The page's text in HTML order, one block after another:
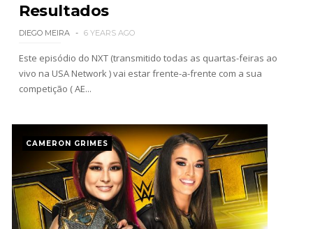
ESTAGNAÇÃO NO MAIN EVENT? Triple H
responde a críticas e deixa aviso claro aos
lutadores da WWE
REGRESSO IMPRESSIONANTE NO RAW: Bully Ray
critica promo de Big Cass e sugere utilização de
frases icónicas
Unknown-Aug 06 2026
Resultados
DIEGO MEIRA 6 YEARS AGO
Este episódio do NXT (transmitido todas as quartas-feiras ao
vivo na USA Network ) vai estar frente-a-frente com a sua
competição ( AE...
CAMERON GRIMES